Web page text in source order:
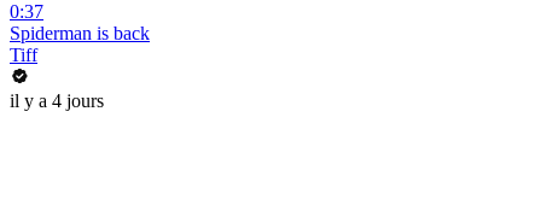
0:37
Spiderman is back
Tiff
il y a 4 jours